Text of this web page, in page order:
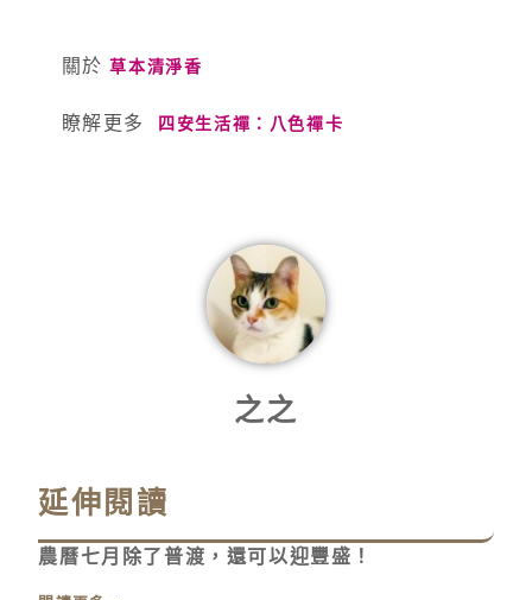
關於草本清淨香
瞭解更多 四安生活禪：八色禪卡
之之
延伸閱讀
農曆七月除了普渡，還可以迎豐盛！